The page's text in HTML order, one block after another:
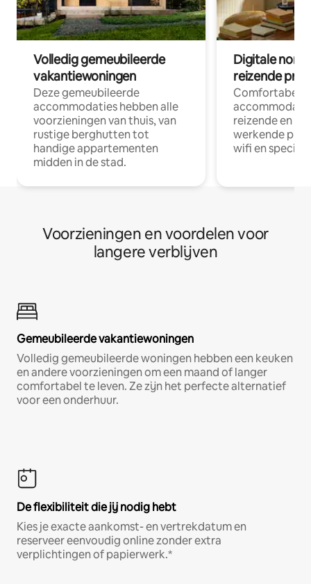
Volledig gemeubileerde
vakantiewoningen
Deze gemeubileerde
accommodaties hebben alle
voorzieningen van thuis, van
rustige berghutten tot
handige appartementen
midden in de stad.
Digitale
reizende
Comfortabele
reizende en
werkende
wifi en
Voorzieningen en voordelen voor
langere verblijven
Gemeubileerde vakantiewoningen
Volledig gemeubileerde woningen hebben een keuken
en andere voorzieningen om een maand of langer
comfortabel te leven. Ze zijn het perfecte alternatief
voor een onderhuur.
De flexibiliteit die jij nodig hebt
Kies je exacte aankomst- en vertrekdatum en
reserveer eenvoudig online zonder extra
verplichtingen of papierwerk.*